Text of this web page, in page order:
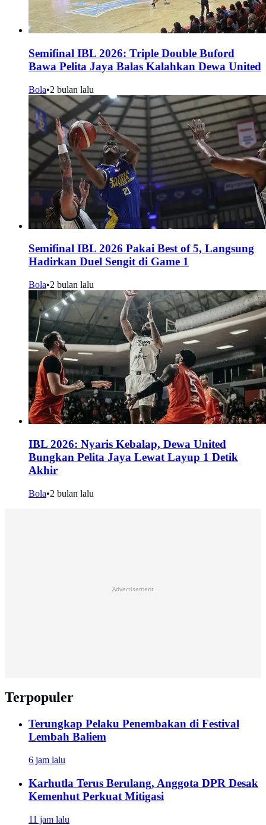
Semifinal IBL 2026: Triple Double Buford
Bawa Pelita Jaya Balas Kalahkan Dewa United
Bola•2 bulan lalu
Semifinal IBL 2026 Pakai Best of 5, Langsung
Hadirkan Duel Sengit di Game 1
Bola•2 bulan lalu
IBL 2026: Nyaris Kebalap, Dewa United
Bungkan Pelita Jaya Lewat Layup 1 Detik
Akhir
Bola•2 bulan lalu
Advertisement
Terpopuler
Terungkap Pelaku Penembakan di Festival
Lembah Baliem
6 jam lalu
Karhutla Terus Berulang, Anggota DPR Desak
Kemenhut Perkuat Mitigasi
11 jam lalu